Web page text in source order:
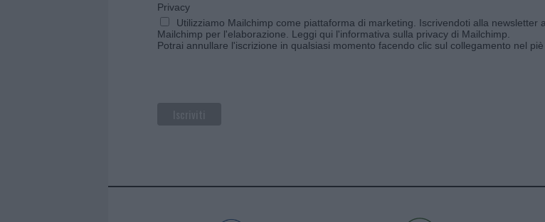
Privacy
Utilizziamo Mailchimp come piattaforma di marketing. Iscrivendoti alla newsletter
Mailchimp per l'elaborazione. Leggi qui l'informativa sulla privacy di Mailchimp
Potrai annullare l'iscrizione in qualsiasi momento facendo clic sul collegamento nel